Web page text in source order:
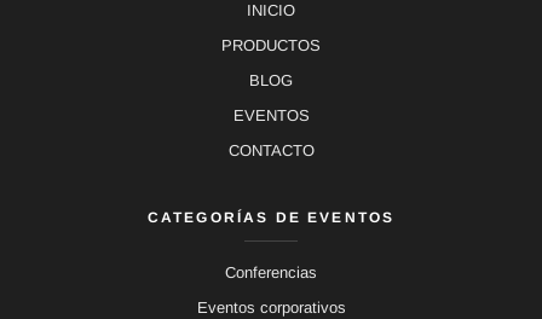
INICIO
PRODUCTOS
BLOG
EVENTOS
CONTACTO
CATEGORÍAS DE EVENTOS
Conferencias
Eventos corporativos